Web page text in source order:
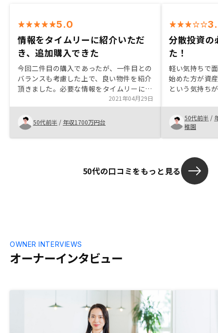
5.0
情報をタイムリーに紹介いただ
き、追加購入できた
今回二件目の購入であったが、一件目との
バランスも考慮した上で、良い物件を紹介
頂きました。必要な情報をタイムリーに提
供いただき、非常に検討を進めやすかった
です。ありがとうございました。
2021年04月29日
50代前半 / 年収1700万円台
分散投資の
た！
軽い気持ちで
始めた方が資
という気持ち
トは正直実感
投資信託が下
してはよかっ
50代前半 /
稚園
50代の口コミをもっと見る
オーナーインタビュー
OWNER INTERVIEWS